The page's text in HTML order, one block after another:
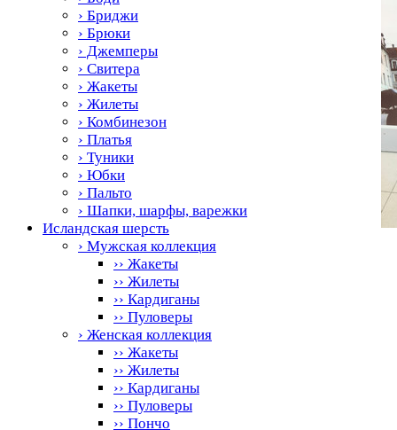
› Бриджи
› Брюки
› Джемперы
› Свитера
› Жакеты
› Жилеты
› Комбинезон
› Платья
› Туники
› Юбки
› Пальто
› Шапки, шарфы, варежки
Исландская шерсть
› Мужская коллекция
›› Жакеты
›› Жилеты
›› Кардиганы
›› Пуловеры
› Женская коллекция
›› Жакеты
›› Жилеты
›› Кардиганы
›› Пуловеры
›› Пончо